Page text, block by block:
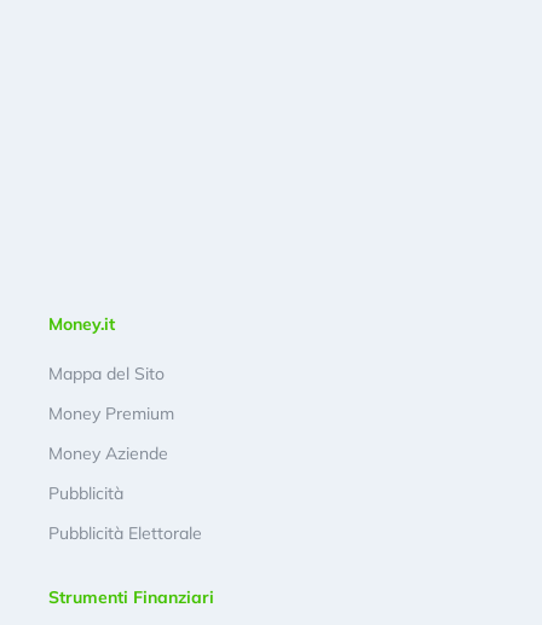
Money.it
Mappa del Sito
Money Premium
Money Aziende
Pubblicità
Pubblicità Elettorale
Strumenti Finanziari